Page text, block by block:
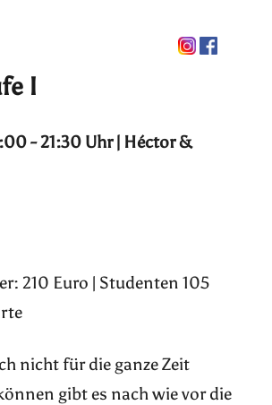
I
- 21:30 Uhr | Héctor &
210 Euro | Studenten 105
nicht für die ganze Zeit
gibt es nach wie vor die